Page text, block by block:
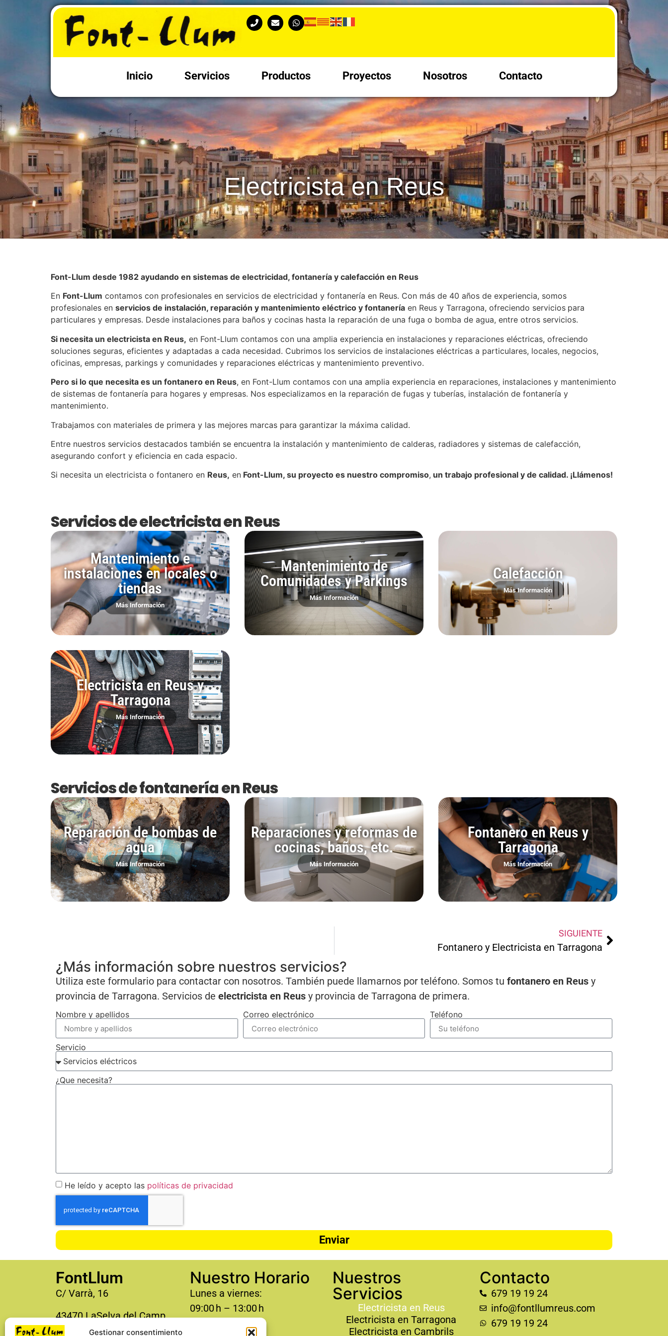
Gestionar consentimiento
Inicio Servicios Productos Proyectos Nosotros Contacto
Electricista en Reus
Font-Llum desde 1982 ayudando en sistemas de electricidad, fontanería y calefacción en Reus
En Font-Llum contamos con profesionales en servicios de electricidad y fontanería en Reus. Con más de 40 años de experiencia, somos
profesionales en servicios de instalación, reparación y mantenimiento eléctrico y fontanería en Reus y Tarragona, ofreciendo servicios para
particulares y empresas. Desde instalaciones para baños y cocinas hasta la reparación de una fuga o bomba de agua, entre otros servicios.
Si necesita un electricista en Reus, en Font-Llum contamos con una amplia experiencia en instalaciones y reparaciones eléctricas, ofreciendo
soluciones seguras, eficientes y adaptadas a cada necesidad. Cubrimos los servicios de instalaciones eléctricas a particulares, locales, negocios,
oficinas, empresas, parkings y comunidades y reparaciones eléctricas y mantenimiento preventivo.
Pero si lo que necesita es un fontanero en Reus, en Font-Llum contamos con una amplia experiencia en reparaciones, instalaciones y mantenimiento
de sistemas de fontanería para hogares y empresas. Nos especializamos en la reparación de fugas y tuberías, instalación de fontanería y
mantenimiento.
Trabajamos con materiales de primera y las mejores marcas para garantizar la máxima calidad.
Entre nuestros servicios destacados también se encuentra la instalación y mantenimiento de calderas, radiadores y sistemas de calefacción,
asegurando confort y eficiencia en cada espacio.
Si necesita un electricista o fontanero en Reus, en Font-Llum, su proyecto es nuestro compromiso, un trabajo profesional y de calidad. ¡Llámenos!
Servicios de electricista en Reus
Mantenimiento e
instalaciones en locales o
tiendas
Más Información
Mantenimiento de
Comunidades y Parkings
Más Información
Calefacción
Más Información
Electricista en Reus y
Tarragona
Más Información
Servicios de fontanería en Reus
Reparación de bombas de
agua
Más Información
Reparaciones y reformas de
cocinas, baños, etc.
Más Información
Fontanero en Reus y
Tarragona
Más Información
SIGUIENTE
Fontanero y Electricista en Tarragona
¿Más información sobre nuestros servicios?
Utiliza este formulario para contactar con nosotros. También puede llamarnos por teléfono. Somos tu fontanero en Reus y
provincia de Tarragona. Servicios de electricista en Reus y provincia de Tarragona de primera.
Nombre y apellidos Correo electrónico Teléfono
Servicio
¿Que necesita?
He leído y acepto las políticas de privacidad
Enviar
FontLlum
C/ Varrà, 16
43470 LaSelva del Camp
(Tarragona)
Nuestro Horario
Lunes a viernes:
09:00 h – 13:00 h
16:00 h – 19:00 h
Nuestros
Servicios
Electricista en Reus
Electricista en Tarragona
Electricista en Cambrils
Contacto
679 19 19 24
info@fontllumreus.com
679 19 19 24